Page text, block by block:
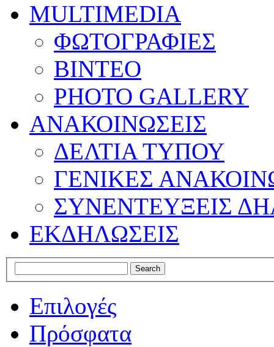
MULTIMEDIA
ΦΩΤΟΓΡΑΦΙΕΣ
ΒΙΝΤΕΟ
PHOTO GALLERY
ΑΝΑΚΟΙΝΩΣΕΙΣ
ΔΕΛΤΙΑ ΤΥΠΟΥ
ΓΕΝΙΚΕΣ
ΣΥΝΕΝΤΕΥΞΕΙΣ
ΕΚΔΗΛΩΣΕΙΣ
Επιλογές
Πρόσφατα